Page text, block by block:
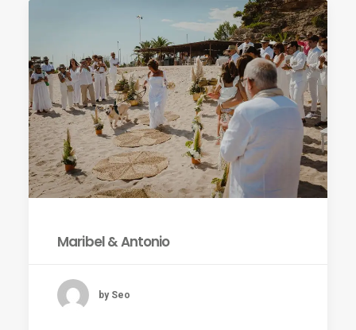
Maribel & Antonio
by Seo